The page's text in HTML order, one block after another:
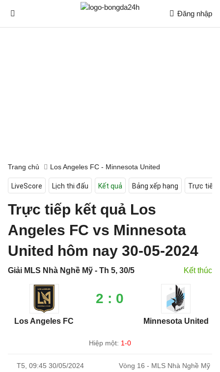
Đăng nhập
Trang chủ Los Angeles FC - Minnesota United
LiveScore Lịch thi đấu Kết quả Bảng xếp hạng Trực tiếp
Trực tiếp kết quả Los
Angeles FC vs Minnesota
United hôm nay 30-05-2024
Giải MLS Nhà Nghề Mỹ - Th 5, 30/5 Kết thúc
Los Angeles FC
2 : 0
Minnesota United
Hiệp một: 1-0
T5, 09:45 30/05/2024
Vòng 16 - MLS Nhà Nghề Mỹ